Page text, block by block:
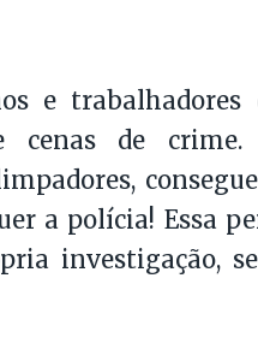
e trabalhadores
cenas de
a polícia! Essa
investigação,